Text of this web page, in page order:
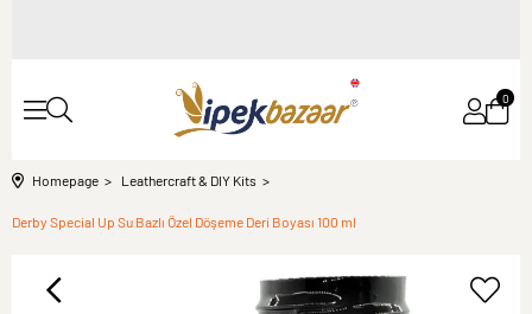
0
Homepage Leathercraft & DIY Kits
Derby Special Up Su Bazlı Özel Döşeme Deri Boyası 100 ml